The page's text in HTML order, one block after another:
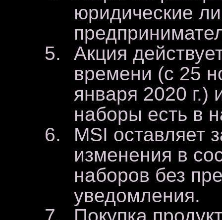
юридические
Акция
времени (с 25
января 2020 г.)
наборы есть в
MSI оставляет
изменения в
наборов без
уведомления.
Покупка